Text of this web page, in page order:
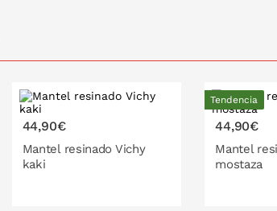
44,90€
Mantel resinado Vichy
kaki
140x140
140x200
cm
Tendencia
44,90€
Mantel
mostaza